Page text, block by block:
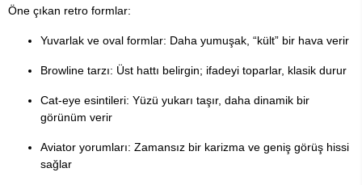
Öne çıkan retro formlar:
Yuvarlak ve oval formlar: Daha yumuşak, “kült” bir hava verir
Browline tarzı: Üst hattı belirgin; ifadeyi toparlar, klasik durur
Cat-eye esintileri: Yüzü yukarı taşır, daha dinamik bir
görünüm verir
Aviator yorumları: Zamansız bir karizma ve geniş görüş hissi
sağlar